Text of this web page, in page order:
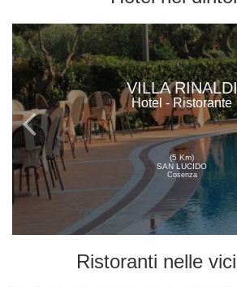
VILLA RINALDI
Hotel - Ristorante
(5 Km)
SAN LUCIDO
Cosenza
Ristoranti nelle